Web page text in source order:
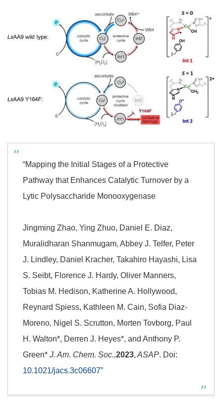
“Mapping the Initial Stages of a Protective
Pathway that Enhances Catalytic Turnover by a
Lytic Polysaccharide Monooxygenase
Jingming Zhao, Ying Zhuo, Daniel E. Diaz,
Muralidharan Shanmugam, Abbey J. Telfer, Peter
J. Lindley, Daniel Kracher, Takahiro Hayashi, Lisa
S. Seibt, Florence J. Hardy, Oliver Manners,
Tobias M. Hedison, Katherine A. Hollywood,
Reynard Spiess, Kathleen M. Cain, Sofia Diaz-
Moreno, Nigel S. Scrutton, Morten Tovborg, Paul
H. Walton*, Derren J. Heyes*, and Anthony P.
Green* J. Am. Chem. Soc.,2023, ASAP. Doi:
10.1021/jacs.3c06607”